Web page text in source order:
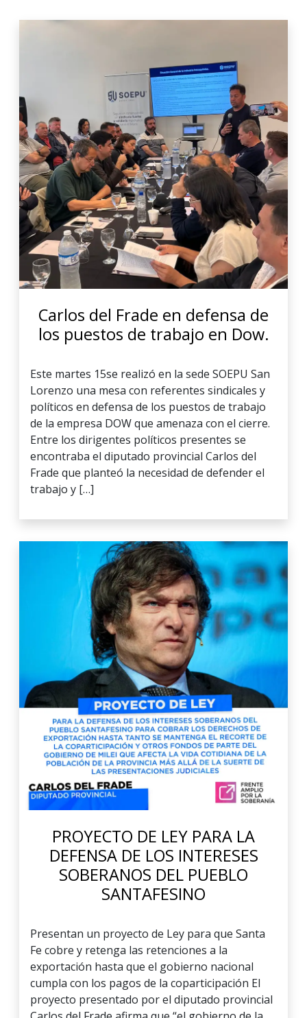
Carlos del Frade en defensa de
los puestos de trabajo en Dow.
Este martes 15se realizó en la sede SOEPU San
Lorenzo una mesa con referentes sindicales y
políticos en defensa de los puestos de trabajo
de la empresa DOW que amenaza con el cierre.
Entre los dirigentes políticos presentes se
encontraba el diputado provincial Carlos del
Frade que planteó la necesidad de defender el
trabajo y […]
PROYECTO DE LEY PARA LA
DEFENSA DE LOS INTERESES
SOBERANOS DEL PUEBLO
SANTAFESINO
Presentan un proyecto de Ley para que Santa
Fe cobre y retenga las retenciones a la
exportación hasta que el gobierno nacional
cumpla con los pagos de la coparticipación El
proyecto presentado por el diputado provincial